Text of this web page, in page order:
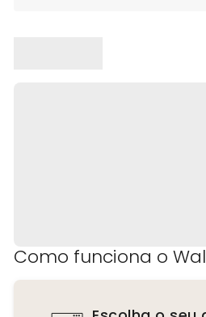
Como funciona o